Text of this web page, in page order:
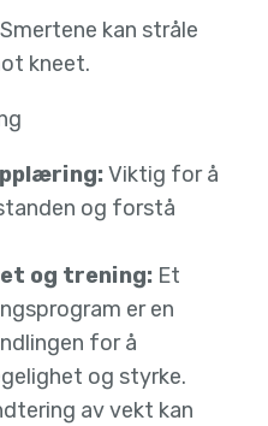
Smertene kan stråle
kneet.
Viktig for å
og forstå
og trening: Et
er en
for å
og styrke.
av vekt kan